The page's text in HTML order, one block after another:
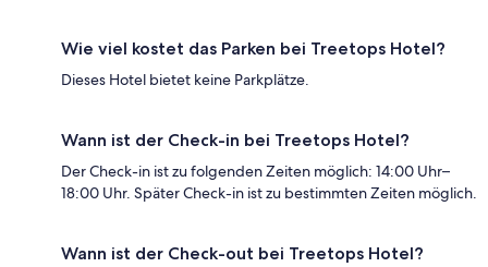
Wie viel kostet das Parken bei Treetops Hotel?
Dieses Hotel bietet keine Parkplätze.
Wann ist der Check-in bei Treetops Hotel?
Der Check-in ist zu folgenden Zeiten möglich: 14:00 Uhr–
18:00 Uhr. Später Check-in ist zu bestimmten Zeiten möglich.
Wann ist der Check-out bei Treetops Hotel?